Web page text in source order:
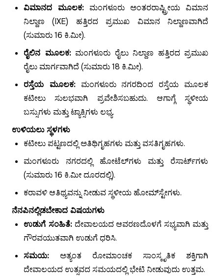
ವಿಮಾನದ ಮೂಲಕ: ಮಂಗಳೂರು ಅಂತರರಾಷ್ಟ್ರೀಯ ವಿಮಾನ
ನಿಲ್ದಾಣ (IXE) ಹತ್ತಿರದ ಪ್ರಮುಖ ವಿಮಾನ ನಿಲ್ದಾಣವಾಗಿದೆ
(ಸುಮಾರು 16 ಕಿ.ಮೀ).
ರೈಲಿನ ಮೂಲಕ:ಮಂಗಳೂರು ರೈಲು ನಿಲ್ದಾಣ ಹತ್ತಿರದ ಪ್ರಮುಖ
ರೈಲು ಮಾರ್ಗವಾಗಿದೆ (ಸುಮಾರು 18 ಕಿ.ಮೀ).
ರಸ್ತೆಯ ಮೂಲಕ:ಮಂಗಳೂರು ನಗರದಿಂದ ರಸ್ತೆಯ ಮೂಲಕ
ಕಟೀಲು ಸುಲಭವಾಗಿ ಪ್ರವೇಶಿಸಬಹುದು. ಆಗಾಗ್ಗೆ ಸ್ಥಳೀಯ
ಬಸ್ಸುಗಳು ಮತ್ತು ಟ್ಯಾಕ್ಸಿಗಳು ಲಭ್ಯ.
ಉಳಿಯಲು ಸ್ಥಳಗಳು
ಕಟೀಲು ಪಟ್ಟಣದಲ್ಲಿ ಅತಿಥಿಗೃಹಗಳು ಮತ್ತು ವಸತಿಗೃಹಗಳು.
ಮಂಗಳೂರು ನಗರದಲ್ಲಿ ಹೋಟೆಲ್‌ಗಳು ಮತ್ತು ರೆಸಾರ್ಟ್‌ಗಳು
(ಸುಮಾರು 16 ಕಿ.ಮೀ ದೂರದಲ್ಲಿ).
ಕರಾವಳಿ ಆತಿಥ್ಯವನ್ನು ನೀಡುವ ಸ್ಥಳೀಯ ಹೋಮ್‌ಸ್ಟೇಗಳು.
ನೆನಪಿನಲ್ಲಿಡಬೇಕಾದ ವಿಷಯಗಳು
ಉಡುಗೆ ಸಂಹಿತೆ:ದೇವಾಲಯದ ಆವರಣದೊಳಗೆ ಸಭ್ಯವಾಗಿ ಮತ್ತು
ಗೌರವಯುತವಾಗಿ ಉಡುಗೆ ಧರಿಸಿ.
ಸಮಯ: ಅತ್ಯಂತ ರೋಮಾಂಚಕ ಸಾಂಸ್ಕೃತಿಕ ಶಕ್ತಿಗಾಗಿ
ದೇವಾಲಯದ ಉತ್ಸವದ ಸಮಯದಲ್ಲಿ ಭೇಟಿ ನೀಡುವುದು ಉತ್ತಮ.